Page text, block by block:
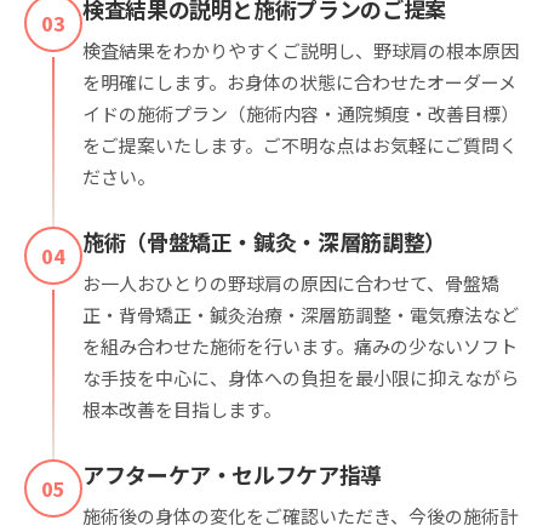
03 検査結果の説明と施術プランのご提案
検査結果をわかりやすくご説明し、野球肩の根本原因
を明確にします。お身体の状態に合わせたオーダーメ
イドの施術プラン（施術内容・通院頻度・改善目標）
をご提案いたします。ご不明な点はお気軽にご質問く
ださい。
04 施術（骨盤矯正・鍼灸・深層筋調整）
お一人おひとりの野球肩の原因に合わせて、骨盤矯
正・背骨矯正・鍼灸治療・深層筋調整・電気療法など
を組み合わせた施術を行います。痛みの少ないソフト
な手技を中心に、身体への負担を最小限に抑えながら
根本改善を目指します。
05 アフターケア・セルフケア指導
施術後の身体の変化をご確認いただき、今後の施術計